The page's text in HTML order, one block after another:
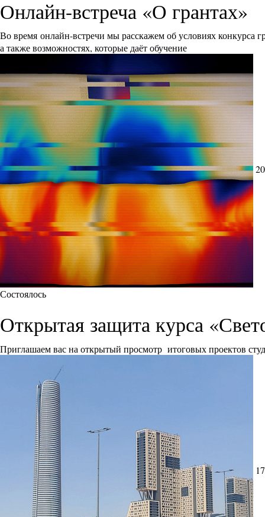
Онлайн-встреча «О грантах»
Во время онлайн-встречи мы расскажем об условиях
а также возможностях, которые даёт обучение
Состоялось
Открытая защита курса
Приглашаем вас на открытый просмотр итоговых проектов